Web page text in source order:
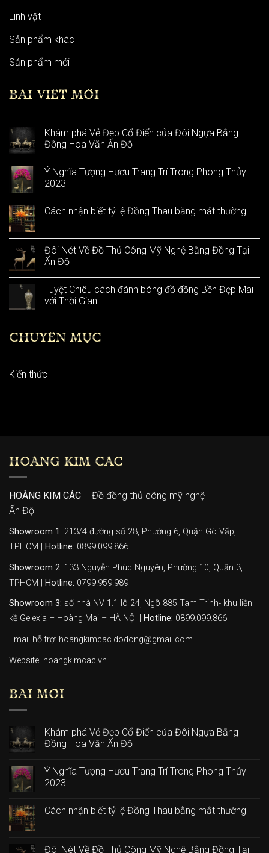
Linh vật
Sản phẩm khác
Sản phẩm mới
BÀI VIẾT MỚI
Khám phá Vẻ Đẹp Cổ Điển của Đôi Ngựa Bằng
Đồng Hoa Văn Ấn Độ
Ý Nghĩa Tượng Hươu Trang Trí Trong Phong Thủy
2023
Cách nhận biết tỷ lệ Đồng Thau bằng mắt thường
Đôi Nét Về Đồ Thủ Công Mỹ Nghệ Bằng Đồng Tại
Ấn Độ
Tuyệt Chiêu cách đánh bóng đồ đồng Bền Đẹp Mãi
với Thời Gian
CHUYÊN MỤC
Kiến thức
HOÀNG KIM CÁC
HOÀNG KIM CÁC – Đồ đồng thủ công mỹ nghệ
Ấn Độ
Showroom 1: 213/4 đường số 28, Phường 6, Quận Gò Vấp,
TPHCM |
Hotline: 0899.099.866
Showroom 2: 133 Nguyễn Phúc Nguyên, Phường 10, Quận 3,
TPHCM |
Hotline: 0799.959.989
Showroom 3: số nhà NV 1.1 lô 24, Ngõ 885 Tam Trinh- khu liền
kề Gelexia – Hoàng Mai – HÀ NỘI |
Hotline: 0899.099.866
Email hỗ trợ: hoangkimcac.dodong@gmail.com
Website: hoangkimcac.vn
BÀI MỚI
Khám phá Vẻ Đẹp Cổ Điển của Đôi Ngựa Bằng
Đồng Hoa Văn Ấn Độ
Ý Nghĩa Tượng Hươu Trang Trí Trong Phong Thủy
2023
Cách nhận biết tỷ lệ Đồng Thau bằng mắt thường
Đôi Nét Về Đồ Thủ Công Mỹ Nghệ Bằng Đồng Tại